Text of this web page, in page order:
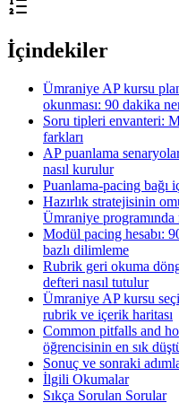
İçindekiler
Ümraniye AP kursu
okunması: 90 dakika
Soru tipleri envanteri:
farkları
AP puanlama
nasıl kurulur
Puanlama-pacing bağı
Hazırlık stratejisinin
Ümraniye programında
Modül pacing hesabı:
bazlı dilimleme
Rubrik geri okuma
defteri nasıl tutulur
Ümraniye AP kursu
rubrik ve içerik haritası
Common pitfalls and
öğrencisinin en sık
Sonuç ve sonraki
İlgili Okumalar
Sıkça Sorulan Sorular